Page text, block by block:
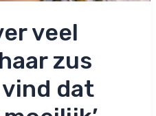
veel
zus
vind dat